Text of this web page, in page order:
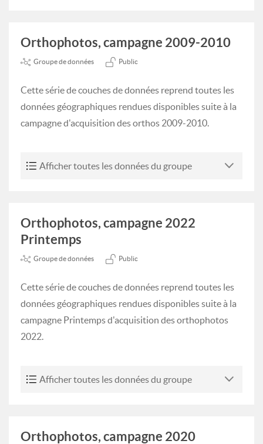
Orthophotos, campagne 2009-2010
Groupe de données Public
Cette série de couches de données reprend toutes les
données géographiques rendues disponibles suite à la
campagne d'acquisition des orthos 2009-2010.
Afficher toutes les données du groupe
Orthophotos, campagne 2022
Printemps
Groupe de données Public
Cette série de couches de données reprend toutes les
données géographiques rendues disponibles suite à la
campagne Printemps d'acquisition des orthophotos
2022.
Afficher toutes les données du groupe
Orthophotos, campagne 2020